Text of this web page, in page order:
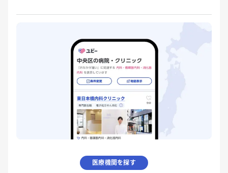
医療機関を探す